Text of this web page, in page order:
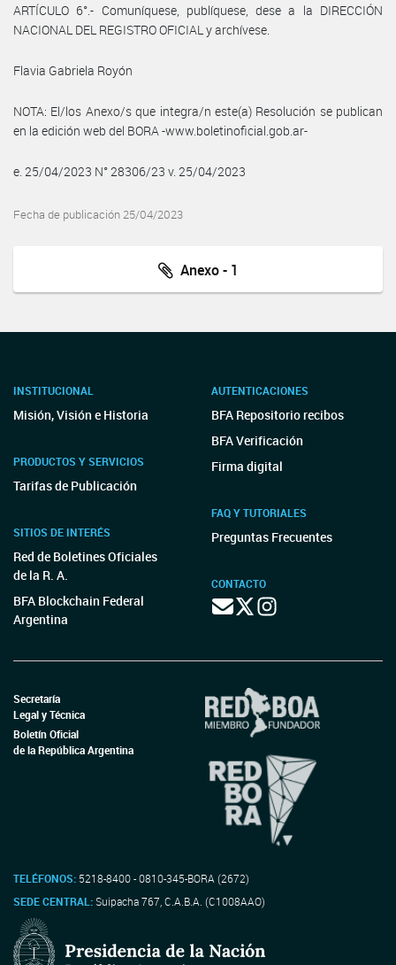
ARTÍCULO 6°.- Comuníquese, publíquese, dese a la DIRECCIÓN
NACIONAL DEL REGISTRO OFICIAL y archívese.
Flavia Gabriela Royón
NOTA: El/los Anexo/s que integra/n este(a) Resolución se publican
en la edición web del BORA -www.boletinoficial.gob.ar-
e. 25/04/2023 N° 28306/23 v. 25/04/2023
Fecha de publicación 25/04/2023
Anexo - 1
INSTITUCIONAL
Misión, Visión e Historia
PRODUCTOS Y SERVICIOS
Tarifas de Publicación
SITIOS DE INTERÉS
Red de Boletines Oficiales
de la R. A.
BFA Blockchain Federal
Argentina
AUTENTICACIONES
BFA Repositorio recibos
BFA Verificación
Firma digital
FAQ Y TUTORIALES
Preguntas Frecuentes
CONTACTO
Secretaría
Legal y Técnica
Boletín Oficial
de la República Argentina
TELÉFONOS: 5218-8400 - 0810-345-BORA (2672)
SEDE CENTRAL:Suipacha 767, C.A.B.A. (C1008AAO)